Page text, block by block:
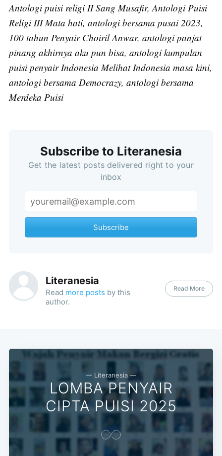
Antologi puisi religi II Sang Musafir, Antologi Puisi
Religi III Mata hati, antologi bersama pusai 2023,
100 tahun Penyair Choiril Anwar, antologi panjat
pinang akhirnya aku pun bisa, antologi kumpulan
puisi penyair Indonesia Melihat Indonesia masa kini,
antologi bersama Democrazy, antologi bersama
Merdeka Puisi
Subscribe to Literanesia
Get the latest posts delivered right to your
inbox
Subscribe
Literanesia
Read more posts by this
author.
Read More
— Literanesia —
LOMBA PENYAIR
CIPTA PUISI 2025